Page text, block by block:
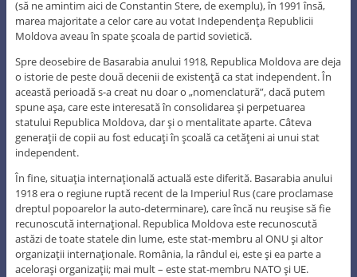
(să ne amintim aici de Constantin Stere, de exemplu), în 1991 însă,
marea majoritate a celor care au votat Independenţa Republicii
Moldova aveau în spate şcoala de partid sovietică.
Spre deosebire de Basarabia anului 1918, Republica Moldova are deja
o istorie de peste două decenii de existenţă ca stat independent. În
această perioadă s-a creat nu doar o „nomenclatură”, dacă putem
spune aşa, care este interesată în consolidarea şi perpetuarea
statului Republica Moldova, dar şi o mentalitate aparte. Câteva
generaţii de copii au fost educaţi în şcoală ca cetăţeni ai unui stat
independent.
În fine, situaţia internaţională actuală este diferită. Basarabia anului
1918 era o regiune ruptă recent de la Imperiul Rus (care proclamase
dreptul popoarelor la auto-determinare), care încă nu reuşise să fie
recunoscută internaţional. Republica Moldova este recunoscută
astăzi de toate statele din lume, este stat-membru al ONU şi altor
organizaţii internaţionale. România, la rândul ei, este şi ea parte a
aceloraşi organizaţii; mai mult – este stat-membru NATO şi UE.